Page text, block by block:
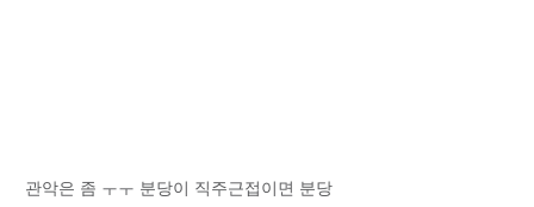
관악은 좀 ㅜㅜ 분당이 직주근접이면 분당